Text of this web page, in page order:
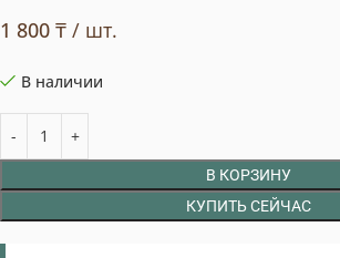
1 800 ₸ / шт.
В наличии
В КОРЗИНУ
КУПИТЬ СЕЙЧАС